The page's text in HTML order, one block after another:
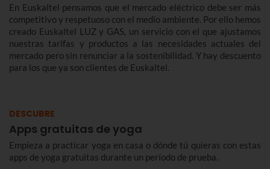
En Euskaltel pensamos que el mercado eléctrico debe ser más
competitivo y respetuoso con el medio ambiente. Por ello hemos
creado Euskaltel LUZ y GAS, un servicio con el que ajustamos
nuestras tarifas y productos a las necesidades actuales del
mercado pero sin renunciar a la sostenibilidad. Y hay descuento
para los que ya son clientes de Euskaltel.
DESCUBRE
Apps gratuitas de yoga
Empieza a practicar yoga en casa o dónde tú quieras con estas
apps de yoga gratuitas durante un período de prueba.